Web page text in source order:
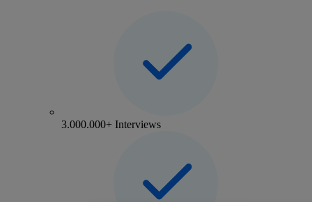
3.000.000+ Interviews